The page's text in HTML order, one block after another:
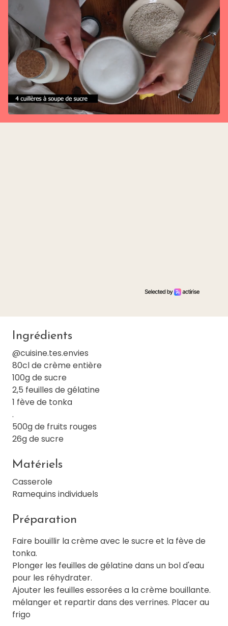
Ingrédients
@cuisine.tes.envies
80cl de crème entière
100g de sucre
2,5 feuilles de gélatine
1 fève de tonka
.
500g de fruits rouges
26g de sucre
Matériels
Casserole
Ramequins individuels
Préparation
Faire bouillir la crème avec le sucre et la fève de
tonka.
Plonger les feuilles de gélatine dans un bol d'eau
pour les réhydrater.
Ajouter les feuilles essorées a la crème bouillante.
mélanger et repartir dans des verrines. Placer au
frigo